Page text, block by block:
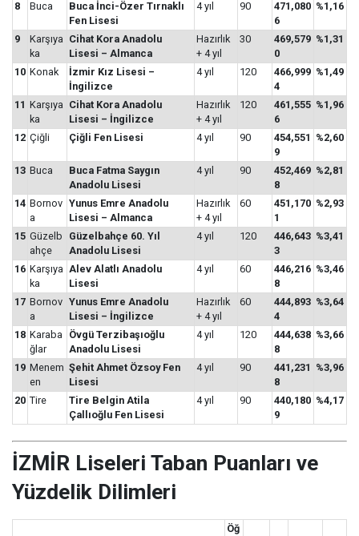
8 Buca
Buca İnci-Özer Tırnaklı
Fen Lisesi
4 yıl 90
471,080
6
%1,16
9
Karşıya
ka
Cihat Kora Anadolu
Lisesi – Almanca
Hazırlık
+ 4 yıl
30
469,579
0
%1,31
10 Konak
İzmir Kız Lisesi –
İngilizce
4 yıl 120
466,999
4
%1,49
11 Karşıya
ka
Cihat Kora Anadolu
Lisesi – İngilizce
Hazırlık
+ 4 yıl
120
461,555
6
%1,96
12 Çiğli Çiğli Fen Lisesi 4 yıl 90
454,551
9
%2,60
13 Buca
Buca Fatma Saygın
Anadolu Lisesi
4 yıl 90
452,469
8
%2,81
14 Bornov
a
Yunus Emre Anadolu
Lisesi – Almanca
Hazırlık
+ 4 yıl
60
451,170
1
%2,93
15 Güzelb
ahçe
Güzelbahçe 60. Yıl
Anadolu Lisesi
4 yıl 120
446,643
3
%3,41
16 Karşıya
ka
Alev Alatlı Anadolu
Lisesi
4 yıl 60
446,216
8
%3,46
17 Bornov
a
Yunus Emre Anadolu
Lisesi – İngilizce
Hazırlık
+ 4 yıl
60
444,893
4
%3,64
18 Karaba
ğlar
Övgü Terzibaşıoğlu
Anadolu Lisesi
4 yıl 120
444,638
8
%3,66
19 Menem
en
Şehit Ahmet Özsoy Fen
Lisesi
4 yıl 90
441,231
8
%3,96
20 Tire
Tire Belgin Atila
Çallıoğlu Fen Lisesi
4 yıl 90
440,180
9
%4,17
İZMİR Liseleri Taban Puanları ve
Yüzdelik Dilimleri
Öğ